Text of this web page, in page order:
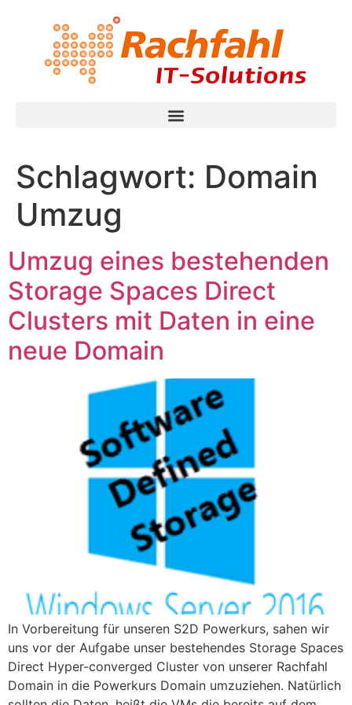
Schlagwort: Domain
Umzug
Umzug eines bestehenden
Storage Spaces Direct
Clusters mit Daten in eine
neue Domain
​In Vorbereitung für unseren S2D Powerkurs, sahen wir
uns vor der Aufgabe unser bestehendes Storage Spaces
Direct Hyper-converged Cluster ​von unserer Rachfahl
Domain in die Powerkurs Domain umzuziehen. Natürlich